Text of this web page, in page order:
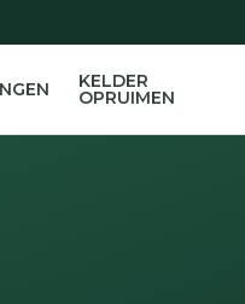
KELDER
OPRUIMEN